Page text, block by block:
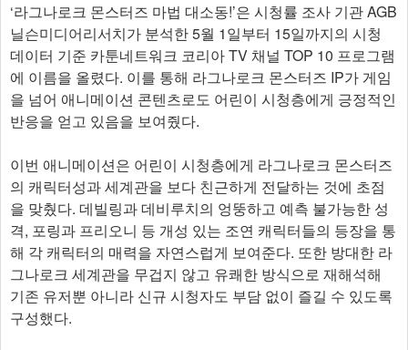
‘라그나로크 몬스터즈 마법 대소동!’은 시청률 조사 기관 AGB
닐슨미디어리서치가 분석한 5월 1일부터 15일까지의 시청
데이터 기준 카툰네트워크 코리아 TV 채널 TOP 10 프로그램
에 이름을 올렸다. 이를 통해 라그나로크 몬스터즈 IP가 게임
을 넘어 애니메이션 콘텐츠로도 어린이 시청층에게 긍정적인
반응을 얻고 있음을 보여줬다.
이번 애니메이션은 어린이 시청층에게 라그나로크 몬스터즈
의 캐릭터성과 세계관을 보다 친근하게 전달하는 것에 초점
을 맞췄다. 데빌링과 데비루치의 엉뚱하고 예측 불가능한 성
격, 포링과 프리오니 등 개성 있는 조연 캐릭터들의 등장을 통
해 각 캐릭터의 매력을 자연스럽게 보여준다. 또한 방대한 라
그나로크 세계관을 무겁지 않고 유쾌한 방식으로 재해석해
기존 유저뿐 아니라 신규 시청자도 부담 없이 즐길 수 있도록
구성했다.